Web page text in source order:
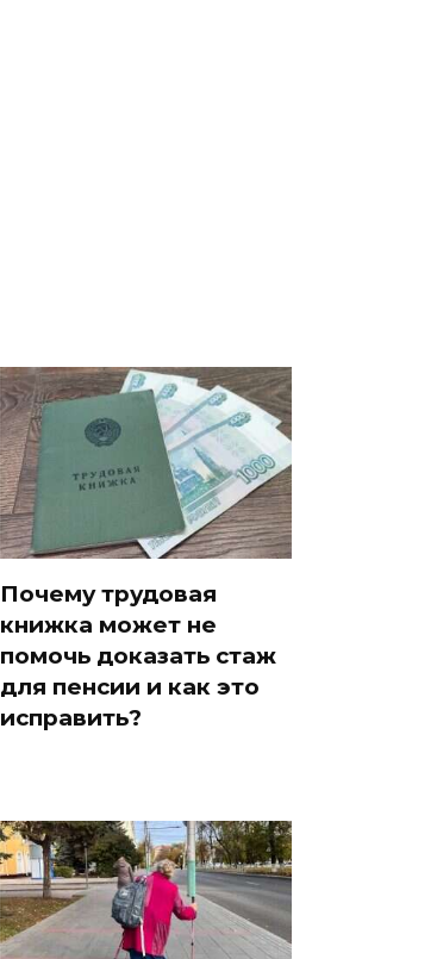
Почему трудовая
книжка может не
помочь доказать стаж
для пенсии и как это
исправить?